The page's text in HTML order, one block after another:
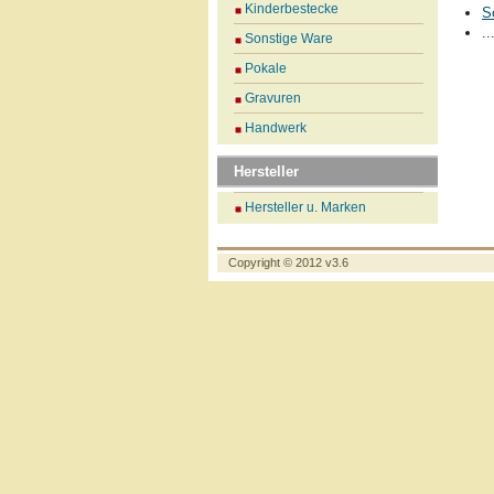
Kinderbestecke
Sonstige Ware
Pokale
Gravuren
Handwerk
Hersteller
Hersteller u. Marken
...
Copyright © 2012 v3.6